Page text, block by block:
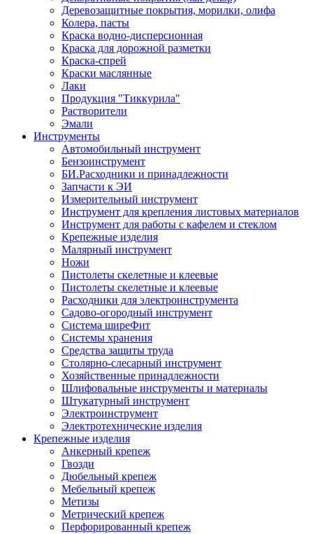
Деревозащитные покрытия, морилки, олифа
Колера, пасты
Краска водно-дисперсионная
Краска для дорожной разметки
Краска-спрей
Краски маслянные
Лаки
Продукция "Тиккурила"
Растворители
Эмали
Инструменты
Автомобильный инструмент
Бензоинструмент
БИ.Расходники и принадлежности
Запчасти к ЭИ
Измерительный инструмент
Инструмент для крепления листовых материалов
Инструмент для работы с кафелем и стеклом
Крепежные изделия
Малярный инструмент
Ножи
Пистолеты скелетные и клеевые
Пистолеты скелетные и клеевые
Расходники для электроинструмента
Садово-огородный инструмент
Система ширеФит
Системы хранения
Средства защиты труда
Столярно-слесарный инструмент
Хозяйственные принадлежности
Шлифовальные инструменты и материалы
Штукатурный инструмент
Электроинструмент
Электротехнические изделия
Крепежные изделия
Анкерный крепеж
Гвозди
Дюбельный крепеж
Мебельный крепеж
Метизы
Метрический крепеж
Перфорированный крепеж